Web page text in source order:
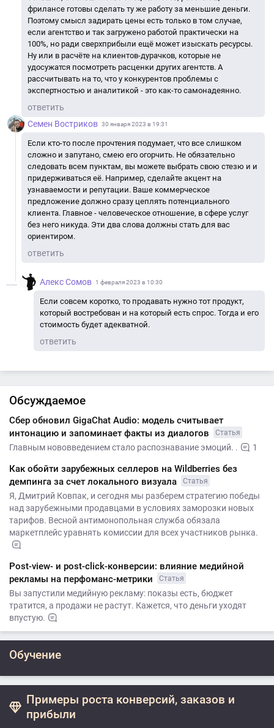
фрилансе готовы сделать ту же работу за меньшие деньги.
Поэтому смысл задирать цены есть только в том случае,
если агентство и так загружено работой практически на
100%, но ради сверхприбыли ещё может изыскать ресурсы.
Ну или в расчёте на клиентов-дурачков, которые не
удосужатся посмотреть расценки других агентств. А
рассчитывать на то, что у конкурентов проблемы с
экспертностью и аналитикой - это как-то самонадеянно.
ответить
Семен Востриков 30 января 2023 в 19:31
Если кто-то после прочтения подумает, что все слишком
сложно и запутано, смею его огорчить. Не обязательно
следовать всем пунктам, вы можете выбрать свою стезю и и
придерживаться её. Например, сделайте акцент на
узнаваемости и репутации. Ваше коммерческое
предложение должно сразу цеплять потенциального
клиента. Главное - человеческое отношение, в сфере услуг
без него никуда. Эти два слова должны стать для вас
ориентиром.
ответить
Алекс Сомов 1 февраля 2023 в 10:30
Если совсем коротко, то продавать нужно тот продукт,
который востребован и на который есть спрос. Тогда и его
стоимость будет адекватной.
ответить
Обсуждаемое
Сбер обновил GigaChat Audio: модель считывает
интонацию и запоминает факты из диалогов
Статья
Главным нововведением стало распознавание эмоций. . 1
Как обойти зарубежных селлеров на Wildberries без
демпинга за счет локального визуала
Статья
Я, Дмитрий Ковпак, и сегодня мы разберем стратегию победы
над зарубежными продавцами в условиях заморозки новых
тарифов. Весной антимонопольная служба обязала
маркетплейс уравнять комиссии для всех участников рынка.
Post-view- и post-click-конверсии: влияние медийной
рекламы на перфоманс-метрики
Статья
Вы запустили медийную рекламу: показы есть, бюджет
тратится, а продажи не растут. Кажется, что деньги уходят
впустую.
Обучение
Примеры роста конверсий, заказов и
прибыли